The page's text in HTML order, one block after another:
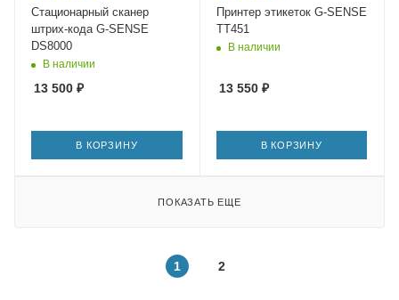
Стационарный сканер
штрих-кода G-SENSE
DS8000
В наличии
13 500 ₽
В КОРЗИНУ
Принтер этикеток G-SENSE
TT451
В наличии
13 550₽
В КОРЗИНУ
ПОКАЗАТЬ ЕЩЕ
1 2